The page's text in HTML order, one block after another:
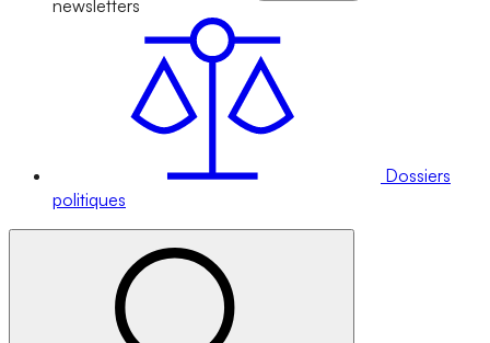
newsletters
Dossiers
politiques